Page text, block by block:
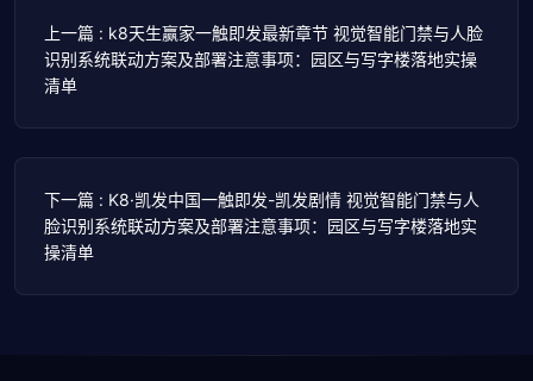
上一篇 : k8天生赢家一触即发最新章节 视觉智能门禁与人脸
识别系统联动方案及部署注意事项：园区与写字楼落地实操
清单
下一篇 : K8·凯发中国一触即发-凯发剧情 视觉智能门禁与人
脸识别系统联动方案及部署注意事项：园区与写字楼落地实
操清单